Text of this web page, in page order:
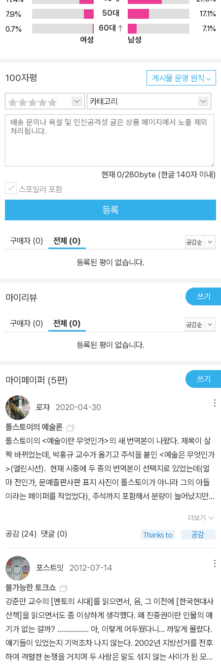
조롱 혹은 침묵으로 반응했다. 즉 톰슨이 오로지 모리스가 마르크스
주의자라는 것을 입증하기 위해 수백 페이지를 소비했다는 것이었다.
그러나 톰슨은 이 책이 모리스가 마르크스주의자라고 주장하는 데 초
관한 논의라고 주장한다. 물론 톰슨은 초판 출간 당시 자신이 조금은
조야하고 논쟁적인 마르크스주의의 편향을 보이고 있었음을 시인한
다. 다만, 이러한 논쟁적 어투는 당시 지성계의 매카시즘과 반(反)마
르크스주의의 조야함을 배경으로 이해해야 한다는 것이다. 이 책은
결코 모리스가 정통적인 마르크스주의적 종결에 다다라서 생을 마쳤
다는 것을 보여주는 데서 그치지 않는다. 오히려 이 책의 요점은 모리
대한 근본적인 사유를 시도한 독창적인 사회주의자라는 것이다. 따라
서 이 책에 대해 침묵과 조롱으로 일관한 평자들은 마르크스주의가
아니라 모리스에게서 불편함을 느꼈을 가능성이 많다. 그러므로 독자
들은 톰슨의 “강렬한 마르크스주의적 편향”이라는 말에서 “혁명적
사회주의에 대한 모리스의 타협 없는 헌신”을 읽어내야 하는 것인지
다. 1956년경, 톰슨과 ‘정통’ 마르크스주의 간의 불일치가 가시화되
었을 때, 아마도 톰슨은 모리스를 연구하던 시절에 쌓아놓았던 문제
도 모른다. 톰슨은 자신을 모리스의 후계자로 규정하지는 않으나, 동
시대 마르크스주의의 혁신에 필요한 문제를 제기하는 존재로서의 모
리스를 불러내고 해석해낸 사람이고자 했던 것은 분명하다. “사랑이
면 족하다. 가까이 와서 나를 보라. 휴식과 웃음으로 향하는 길을 지나
적인 사회주의 혁명가로 성장하게 될 모리스가 젊은 시절에 화가와
문학가로서 보여준 반항적 기질과 활동을 설명한다. 이 책의 저자 톰
슨은 모리스가 꽤 부유한 어음중개상의 아들로 태어나 옥스퍼드 대학
교를 다녔으며 성직자가 되기로 촉망받았으므로 그대로였더라면 부
르주아 지배계급의 일원이 되었을지 모른다고 가정한다. 그러나 모리
스는 존 키츠와 테니슨의 영향을 반영하고 중세 기사도 로맨스풍의
작품을 쓴 시인으로, 또한 칼라일과 러스킨의 안목을 이어받은 사회
비평가로, 그리고 무엇보다 단테 가브리엘 로세티를 주축으로 한 라
파엘전파 동지회의 화가로 당대 빅토리아조 산업자본주의의 비인간
적인 영국 사회를 통렬히 비판하는 반항의 길을 걷는다. 이 책의 부제
간 삶의 이상을 형성하는 핵심적 동력으로서 의의를 갖는다. “그 어떤
윌리엄 모리스 (제1권 223쪽) ‘불의 강’가에서 제1권 제2부. 모리스
가 문학가이자 예술가로서 활동하는 데 한계를 느끼고 현실정치적인
사회주의자로 전환하는 과정을 그리고 있다. 저자는 모리스가 장식예
술에 기울인 관심, 그가 쓴 절망의 시 『지상의 낙원』, 아이슬란드적 가
치를 구현하는 사가 형식의 문학, 동방문제에 현실적으로 관여한 것,
그리고 고건축보호활동 등을 구체적으로 분석한다. 1860년대와 70
년대에 모리스는 시인으로, 그리고 장식예술가로 명성을 쌓는다. 레
드하우스 건물의 축조, 모리스 회사의 창립과 성장, 『지상의 낙원』과
7.9%
50대
17.1%
0.7%
60대
7.1%
여성
남성
100자평 게시물 운영 원칙
카테고리
현재 0/280byte (한글 140자 이내)
스포일러 포함
등록
구매자 (0) 전체 (0)
등록된 평이 없습니다.
마이리뷰 쓰기
구매자 (0) 전체 (0)
등록된 평이 없습니다.
마이페이퍼 (5편) 쓰기
로쟈 2020-04-30
톨스토이의 예술론
톨스토이의 <예술이란 무엇인가>의 새 번역본이 나왔다. 제목이 살
짝 바뀌었는데, 박홍규 교수가 옮기고 주석을 붙인 <예술은 무엇인가
>(열린시선). 현재 시중에 두 종의 번역본이 선택지로 있었는데(얼
마 전인가, 문예출판사판 표지 사진이 톨스토이가 아니라 그의 아들
이라는 페이퍼를 적었었다), 주석까지 포함해서 분량이 늘어났지만
룰지도 고려해봐야겠다. '톨스토이의 사상이 담긴 저술은 문학작품
못지않게 현대적 의의를 갖는다. 특히 그의 예술론은 윌리엄 모리스
(William Morris, 1834~1896)의 예술론과 함께 예술 민주주의의
선구적인 예술론으로 삼을 만하다. 하지만 톨스토이 예술론은 내용이
난해하여 충실한 주석을 필요로 하지만 지금까지 톨스토이 책들의 한
국어 번역은 주석 없이 문장에 해석의 그쳤다. 이 책은 이러한 점을 극
복하고자 역자가 상세한 주석을 붙였고 정확한 번역을 위해 많은 노
력을 기울였다' 역자 박홍규 교수가 특별히 모리스를 언급한 것은 <
윌리엄 모리스 평전>의 저자이기도 하기 때문이다(<에코토피아 뉴
스>를 옮기기도 했다). 모리스 평전의 결정판은 에드워드 톰슨의 <윌
리엄 모리스>와 같이 읽어봐도 좋겠다...
더보기
공감 (24) 댓글 (0)
포스트잇 2012-07-14
불가능한 토크쇼
강준만 교수의 [멘토의 시대]를 읽으면서, 음, 그 이전에 [한국현대사
산책]을 읽으면서도 좀 이상하게 생각했다. 왜 진중권이란 인물의 얘
기가 없는 걸까? ................ 아, 이렇게 어두웠다니... 까맣게 몰랐다.
얘기들이 있었는지 기억조차 나지 않는다. 2002년 지방선거를 전후
하여 격렬한 논쟁을 거치며 두 사람은 말도 섞지 않는 사이가 된 모양